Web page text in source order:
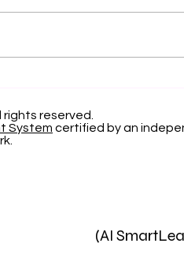
لعام 2026
rights reserved.
System certified by an